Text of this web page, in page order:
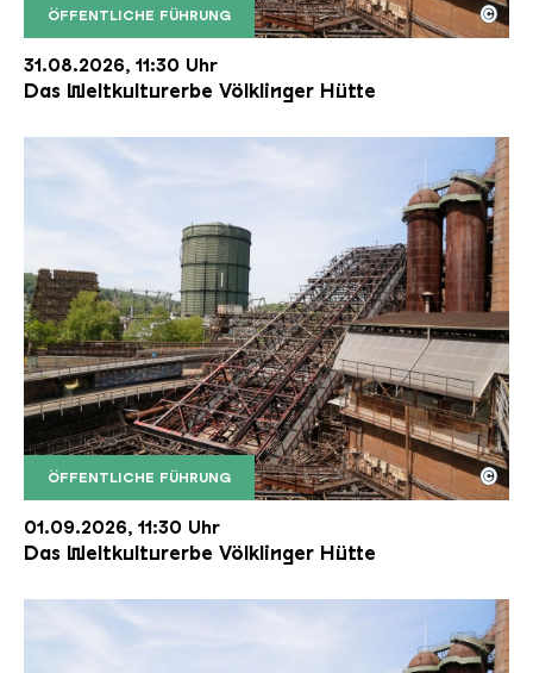
ÖFFENTLICHE FÜHRUNG
Der Erzschrägaufzug der Völklinger Hütte mit
Copyright: Weltkulturerbe Völklinger Hütte | Karl
©
31.08.2026, 11:30 Uhr
Das Weltkulturerbe Völklinger Hütte
ÖFFENTLICHE FÜHRUNG
Der Erzschrägaufzug der Völklinger Hütte mit
Copyright: Weltkulturerbe Völklinger Hütte | Karl
©
01.09.2026, 11:30 Uhr
Das Weltkulturerbe Völklinger Hütte